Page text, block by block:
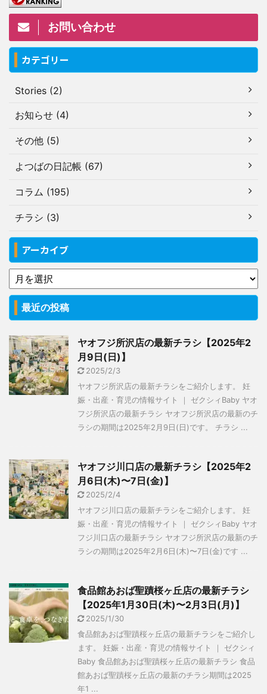
お問い合わせ
カテゴリー
Stories (2)
お知らせ (4)
その他 (5)
よつばの日記帳 (67)
コラム (195)
チラシ (3)
アーカイブ
最近の投稿
ヤオフジ所沢店の最新チラシ【2025年2
月9日(日)】
2025/2/3
ヤオフジ所沢店の最新チラシをご紹介します。 妊
娠・出産・育児の情報サイト ｜ ゼクシィBaby ヤオ
フジ所沢店の最新チラシ ヤオフジ所沢店の最新のチ
ラシの期間は2025年2月9日(日)です。 チラシ ...
ヤオフジ川口店の最新チラシ【2025年2
月6日(木)〜7日(金)】
2025/2/4
ヤオフジ川口店の最新チラシをご紹介します。 妊
娠・出産・育児の情報サイト ｜ ゼクシィBaby ヤオ
フジ川口店の最新チラシ ヤオフジ所沢店の最新のチ
ラシの期間は2025年2月6日(木)〜7日(金)です ...
食品館あおば聖蹟桜ヶ丘店の最新チラシ
【2025年1月30日(木)〜2月3日(月)】
2025/1/30
食品館あおば聖蹟桜ヶ丘店の最新チラシをご紹介し
ます。 妊娠・出産・育児の情報サイト ｜ ゼクシィ
Baby 食品館あおば聖蹟桜ヶ丘店の最新チラシ 食品
館あおば聖蹟桜ヶ丘店の最新のチラシ期間は2025
年1 ...